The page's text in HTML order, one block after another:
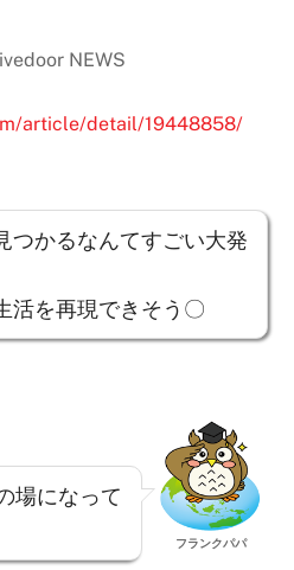
NEWS
article/detail/19448858/
つかるなんてすごい大発
活を再現できそう〇
場になって
フランクパパ